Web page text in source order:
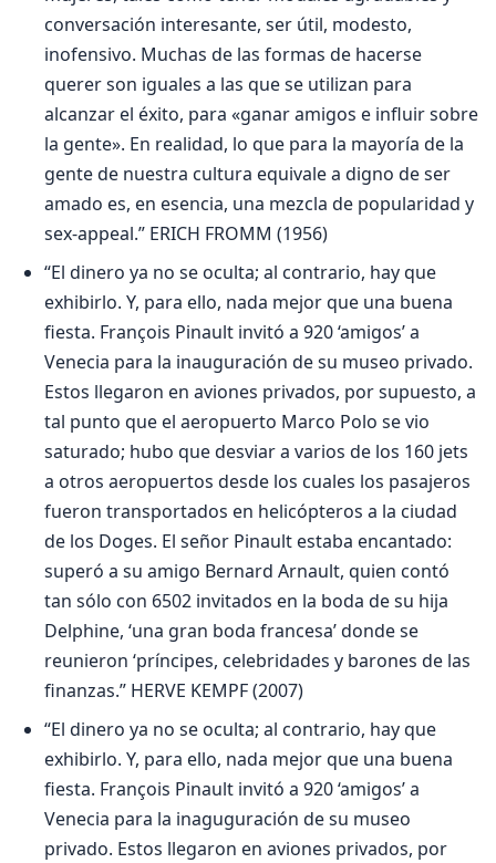
conversación interesante, ser útil, modesto,
inofensivo. Muchas de las formas de hacerse
querer son iguales a las que se utilizan para
alcanzar el éxito, para «ganar amigos e influir sobre
la gente». En realidad, lo que para la mayoría de la
gente de nuestra cultura equivale a digno de ser
amado es, en esencia, una mezcla de popularidad y
sex-appeal.” ERICH FROMM (1956)
“El dinero ya no se oculta; al contrario, hay que
exhibirlo. Y, para ello, nada mejor que una buena
fiesta. François Pinault invitó a 920 ‘amigos’ a
Venecia para la inauguración de su museo privado.
Estos llegaron en aviones privados, por supuesto, a
tal punto que el aeropuerto Marco Polo se vio
saturado; hubo que desviar a varios de los 160 jets
a otros aeropuertos desde los cuales los pasajeros
fueron transportados en helicópteros a la ciudad
de los Doges. El señor Pinault estaba encantado:
superó a su amigo Bernard Arnault, quien contó
tan sólo con 6502 invitados en la boda de su hija
Delphine, ‘una gran boda francesa’ donde se
reunieron ‘príncipes, celebridades y barones de las
finanzas.” HERVE KEMPF (2007)
“El dinero ya no se oculta; al contrario, hay que
exhibirlo. Y, para ello, nada mejor que una buena
fiesta. François Pinault invitó a 920 ‘amigos’ a
Venecia para la inaguguración de su museo
privado. Estos llegaron en aviones privados, por